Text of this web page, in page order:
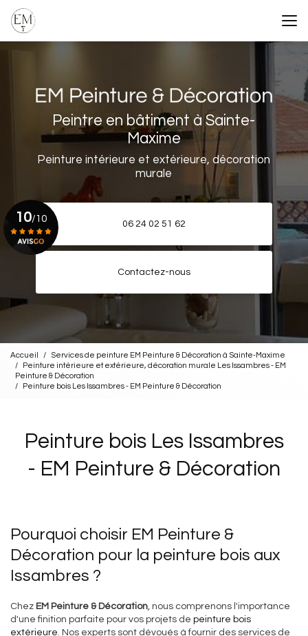
au
contenu
Peintre en bâtiment à Sainte-
Maxime
Peinture intérieure et extérieure, décoration
murale
06 24 02 51 62
Contactez-nous
10/10
Accueil
Services de peinture EM Peinture & Décoration à Sainte-Maxime
Peinture intérieure et extérieure, décoration murale Les Issambres - EM
Peinture & Décoration
Peinture bois Les Issambres - EM Peinture & Décoration
Peinture bois Les Issambres
- EM Peinture & Décoration
Pourquoi choisir EM Peinture &
Décoration pour la peinture bois aux
Issambres ?
Chez EM Peinture & Décoration , nous comprenons l'importance
d'une finition parfaite pour vos projets de peinture bois
extérieure . Nos experts sont dévoués à fournir des services de